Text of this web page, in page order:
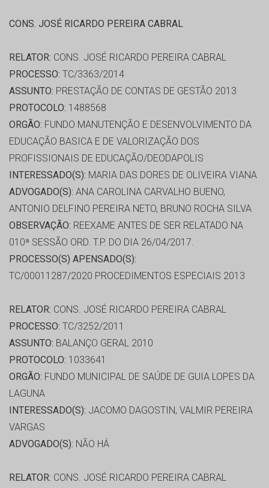
CONS. JOSÉ RICARDO PEREIRA CABRAL
RELATOR: CONS. JOSÉ RICARDO PEREIRA CABRAL
PROCESSO: TC/3363/2014
ASSUNTO: PRESTAÇÃO DE CONTAS DE GESTÃO 2013
PROTOCOLO: 1488568
ORGÃO: FUNDO MANUTENÇÃO E DESENVOLVIMENTO DA
EDUCAÇÃO BASICA E DE VALORIZAÇÃO DOS
PROFISSIONAIS DE EDUCAÇÃO/DEODAPOLIS
INTERESSADO(S): MARIA DAS DORES DE OLIVEIRA VIANA
ADVOGADO(S): ANA CAROLINA CARVALHO BUENO,
ANTONIO DELFINO PEREIRA NETO, BRUNO ROCHA SILVA
OBSERVAÇÃO: REEXAME ANTES DE SER RELATADO NA
010ª SESSÃO ORD. T.P. DO DIA 26/04/2017.
PROCESSO(S) APENSADO(S):
TC/00011287/2020 PROCEDIMENTOS ESPECIAIS 2013
RELATOR: CONS. JOSÉ RICARDO PEREIRA CABRAL
PROCESSO: TC/3252/2011
ASSUNTO: BALANÇO GERAL 2010
PROTOCOLO: 1033641
ORGÃO: FUNDO MUNICIPAL DE SAÚDE DE GUIA LOPES DA
LAGUNA
INTERESSADO(S): JACOMO DAGOSTIN, VALMIR PEREIRA
VARGAS
ADVOGADO(S): NÃO HÁ
RELATOR: CONS. JOSÉ RICARDO PEREIRA CABRAL